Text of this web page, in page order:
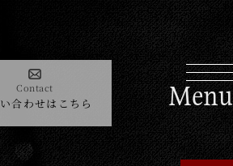
Contact
合わせはこちら
せはこちら